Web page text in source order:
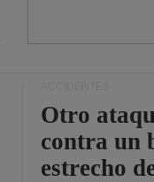
Otro
contra un
estrecho